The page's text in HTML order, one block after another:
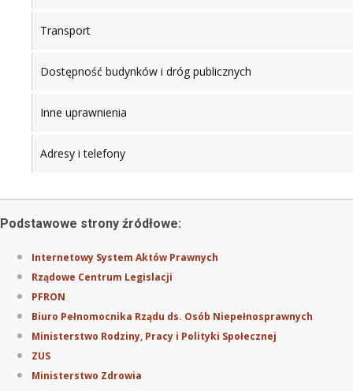
Transport
Dostępność budynków i dróg publicznych
Inne uprawnienia
Adresy i telefony
Podstawowe strony źródłowe:
Internetowy System Aktów Prawnych
Rządowe Centrum Legislacji
PFRON
Biuro Pełnomocnika Rządu ds. Osób Niepełnosprawnych
Ministerstwo Rodziny, Pracy i Polityki Społecznej
ZUS
Ministerstwo Zdrowia